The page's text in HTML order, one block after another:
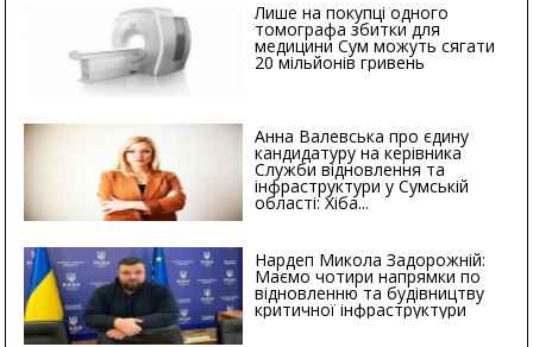
Лише на покупці одного
томографа збитки для
медицини Сум можуть сягати
20 мільйонів гривень
Анна Валевська про єдину
кандидатуру на керівника
Служби відновлення та
інфраструктури у Сумській
області: Хіба...
Нардеп Микола Задорожній:
Маємо чотири напрямки по
відновленню та будівництву
критичної інфраструктури